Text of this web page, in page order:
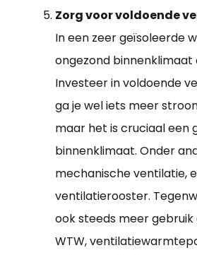
Zorg voor voldoende
In een zeer geïsoleerde
ongezond binnenklimaat
Investeer in voldoende
ga je wel iets meer
maar het is cruciaal een
binnenklimaat. Onder
mechanische ventilatie,
ventilatierooster.
ook steeds meer
WTW,